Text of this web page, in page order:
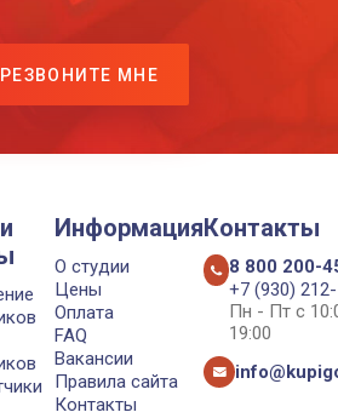
МНЕ
Информация
О студии
Цены
Оплата
FAQ
Вакансии
Правила сайта
Контакты
Контакты
8 800 200-
+7 (930)
Пн - Пт с
19:00